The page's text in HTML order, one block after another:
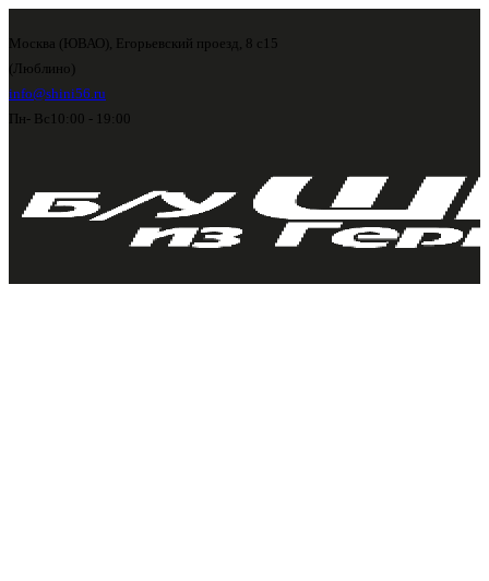
Москва (ЮВАО), Егорьевский проезд, 8 с15
(Люблино)
info@shini56.ru
Пн- Вс 10:00 - 19:00